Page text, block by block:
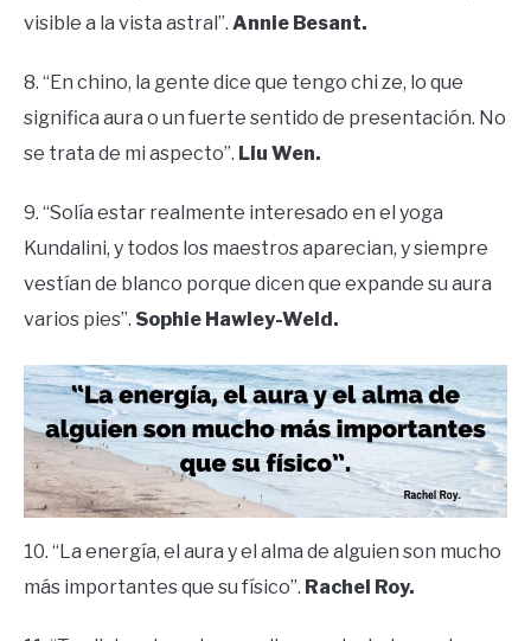
visible a la vista astral”. Annie Besant.
8. “En chino, la gente dice que tengo chi ze, lo que
significa aura o un fuerte sentido de presentación. No
se trata de mi aspecto”. Liu Wen.
9. “Solía ​​estar realmente interesado en el yoga
Kundalini, y todos los maestros aparecian, y siempre
vestían de blanco porque dicen que expande su aura
varios pies”. Sophie Hawley-Weld.
10. “La energía, el aura y el alma de alguien son mucho
más importantes que su físico”. Rachel Roy.